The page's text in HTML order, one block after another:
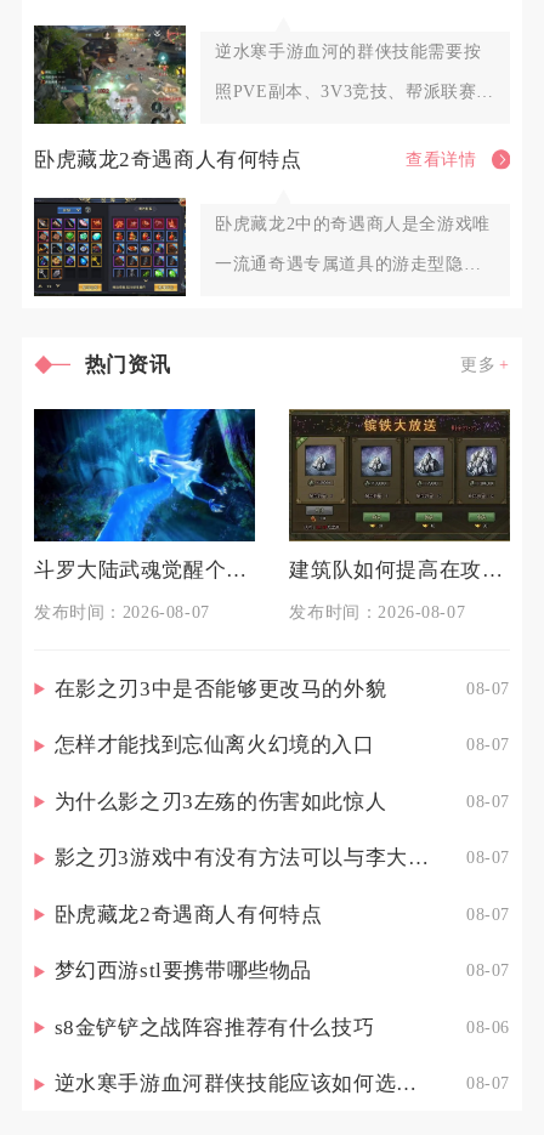
逆水寒手游血河的群侠技能需要按
照PVE副本、3V3竞技、帮派联赛三
卧虎藏龙2奇遇商人有何特点 查看详情
卧虎藏龙2中的奇遇商人是全游戏唯
一流通奇遇专属道具的游走型隐藏
热门资讯 更多
斗罗大陆武魂觉醒个人训练如何准备
发布时间：2026-08-07
建筑队如何提高在攻城掠地中的生存能力
发布时间：2026-08-07
在影之刃3中是否能够更改马的外貌 08-07
怎样才能找到忘仙离火幻境的入口 08-07
为什么影之刃3左殇的伤害如此惊人 08-07
影之刃3游戏中有没有方法可以与李大娘见面 08-07
卧虎藏龙2奇遇商人有何特点 08-07
梦幻西游stl要携带哪些物品 08-07
s8金铲铲之战阵容推荐有什么技巧 08-06
逆水寒手游血河群侠技能应该如何选择调整 08-07